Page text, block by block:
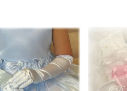
特典 ヘアメイク・着付け
スタジオを予約 →